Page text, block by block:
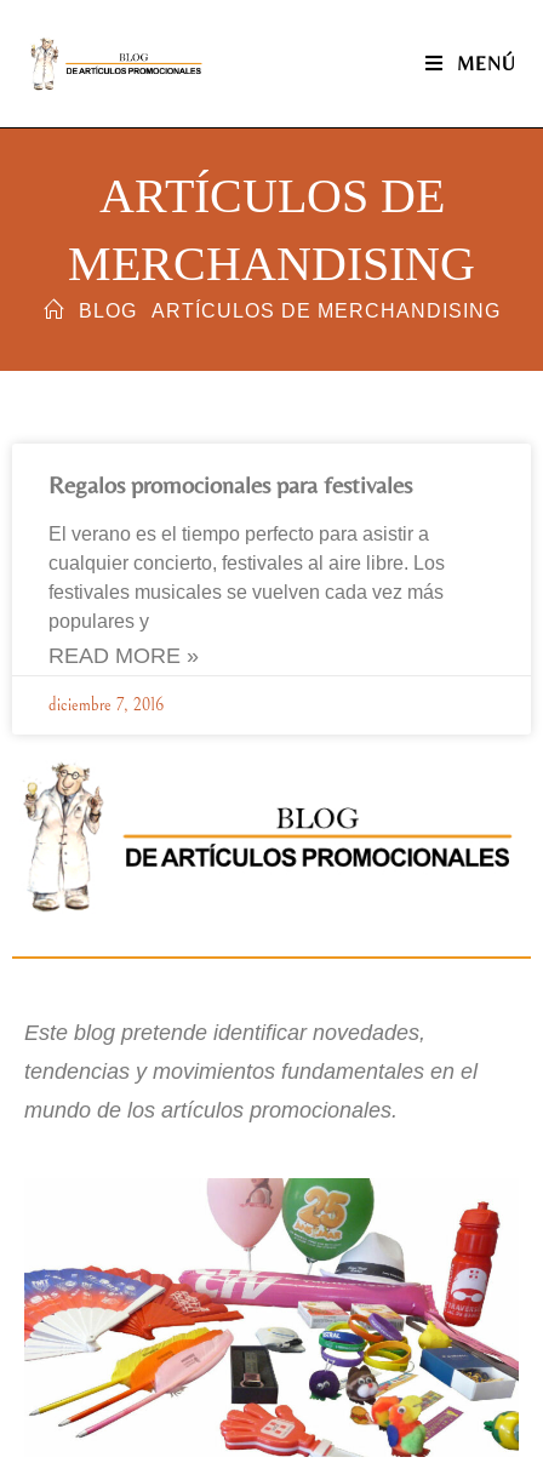
MENÚ
ARTÍCULOS DE
MERCHANDISING
BLOG ARTÍCULOS DE MERCHANDISING
Regalos promocionales para festivales
El verano es el tiempo perfecto para asistir a
cualquier concierto, festivales al aire libre. Los
festivales musicales se vuelven cada vez más
populares y
READ MORE »
diciembre 7, 2016
Este blog pretende identificar novedades,
tendencias y movimientos fundamentales en el
mundo de los artículos promocionales.